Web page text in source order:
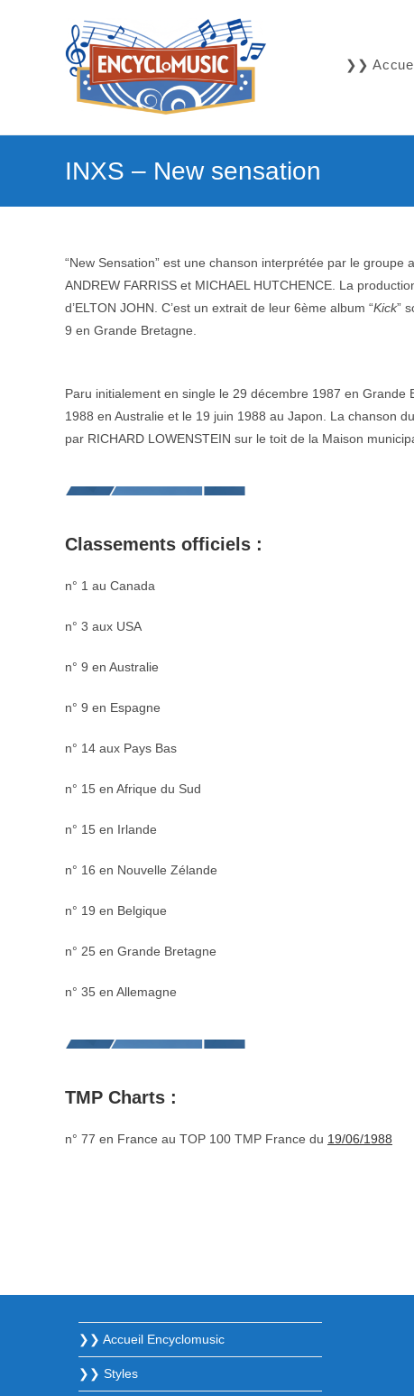
❯❯
INXS – New sensation
“New Sensation” est une chanson interprétée par le groupe
ANDREW FARRISS et MICHAEL HUTCHENCE. La
d’ELTON JOHN. C’est un extrait de leur 6ème album “Kick”
9 en Grande Bretagne.
Paru initialement en single le 29 décembre 1987 en Grande
1988 en Australie et le 19 juin 1988 au Japon. La chanson
par RICHARD LOWENSTEIN sur le toit de la Maison
Classements officiels :
n° 1 au Canada
n° 3 aux USA
n° 9 en Australie
n° 9 en Espagne
n° 14 aux Pays Bas
n° 15 en Afrique du Sud
n° 15 en Irlande
n° 16 en Nouvelle Zélande
n° 19 en Belgique
n° 25 en Grande Bretagne
n° 35 en Allemagne
TMP Charts :
n° 77 en France au TOP 100 TMP France du 19/06/1988
❯❯ Accueil Encyclomusic
❯❯ Styles